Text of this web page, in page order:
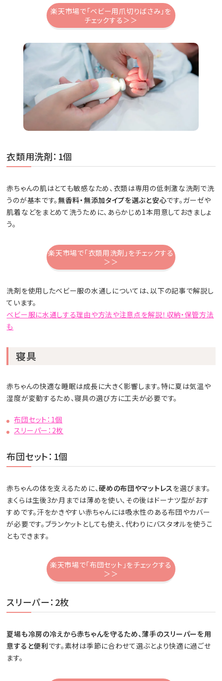
楽天市場で「ベビー用爪切りばさみ」を
チェックする＞＞
衣類用洗剤：1個
赤ちゃんの肌はとても敏感なため、衣類は専用の低刺激な洗剤で洗
うのが基本です。 無香料・無添加タイプを選ぶと安心です。ガーゼや
肌着などをまとめて洗うために、あらかじめ1本用意しておきましょ
う。
楽天市場で「衣類用洗剤」をチェックする
＞＞
洗剤を使用したベビー服の水通しについては、以下の記事で解説し
ています。
ベビー服に水通しする理由や方法や注意点を解説！収納・保管方法
も
寝具
赤ちゃんの快適な睡眠は成長に大きく影響します。特に夏は気温や
湿度が変動するため、寝具の選び方に工夫が必要です。
布団セット：1個
スリーパー：2枚
布団セット：1個
赤ちゃんの体を支えるために、硬めの布団やマットレスを選びます。
まくらは生後3か月までは薄めを使い、その後はドーナツ型がおす
すめです。汗をかきやすい赤ちゃんには吸水性のある布団やカバー
が必要です。ブランケットとしても使え、代わりにバスタオルを使うこ
ともできます。
楽天市場で「布団セット」をチェックする
＞＞
スリーパー：2枚
夏場も冷房の冷えから赤ちゃんを守るため、薄手のスリーパーを用
意すると便利です。素材は季節に合わせて選ぶとより快適に過ごせ
ます。